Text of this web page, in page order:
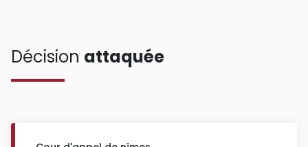
Décision attaquée